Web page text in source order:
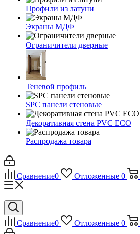
Профили из латуни
Экраны МДФ
Ограничители дверные
Теневой профиль
SPC панели стеновые
Декоративная стена PVC ECO
Распродажа товара
Сравнение0 Отложенные 0
Сравнение0 Отложенные 0